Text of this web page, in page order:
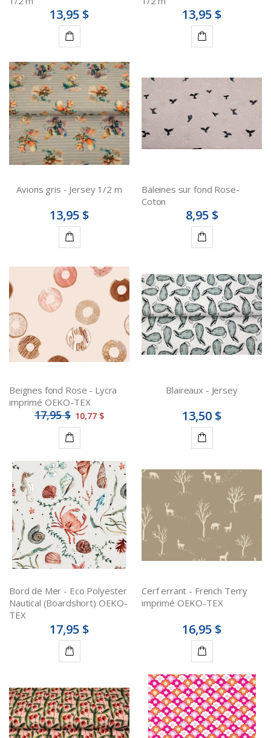
13,95 $
au
panier
13,95 $
au
panier
Avions gris - Jersey 1/2 m
13,95 $
au
Baleines sur fond Rose-
Coton
8,95 $
au
panier
Beignes fond Rose - Lycra
imprimé OEKO-TEX
17,95 $ 10,77 $
Ajouter
au
panier
Blaireaux - Jersey
13,50 $
au
panier
Bord de Mer - Eco Polyester
Nautical (Boardshort) OEKO-
TEX
17,95 $
au
panier
Cerf errant - French Terry
imprimé OEKO-TEX
16,95 $
au
panier